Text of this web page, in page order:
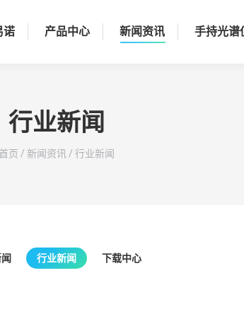
诺 产品中心 新闻资讯 手持光谱
行业新闻
您在这里：
首页 / 新闻资讯 / 行业新闻
行业新闻 下载中心